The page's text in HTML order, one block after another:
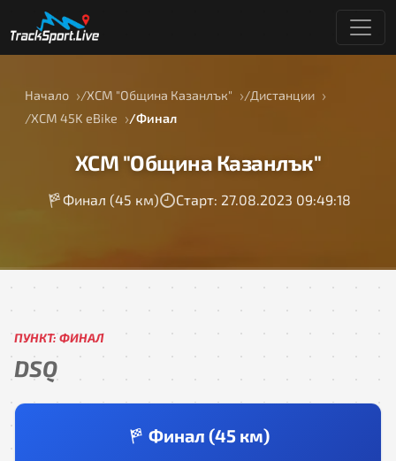
Начало ХСМ "Община Казанлък"
Дистанции
ХСМ 45K eBike
Финал
ХСМ "Община Казанлък"
Финал (45 км) Старт: 27.08.2023 09:49:18
ПУНКТ: ФИНАЛ
DSQ
Финал (45 км)